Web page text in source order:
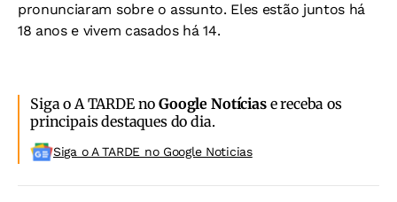
pronunciaram sobre o assunto. Eles estão juntos há
18 anos e vivem casados há 14.
Siga o A TARDE noGoogle Notíciase receba os
principais destaques do dia.
Siga o A TARDE no Google Noticias